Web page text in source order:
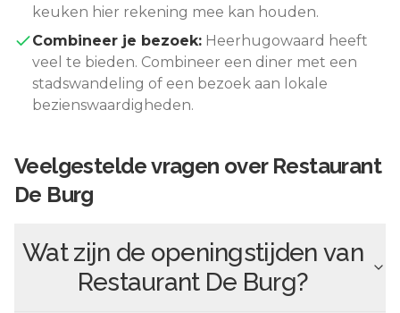
keuken hier rekening mee kan houden.
Combineer je bezoek: Heerhugowaard heeft
veel te bieden. Combineer een diner met een
stadswandeling of een bezoek aan lokale
bezienswaardigheden.
Veelgestelde vragen over Restaurant
De Burg
Wat zijn de openingstijden van
Restaurant De Burg?